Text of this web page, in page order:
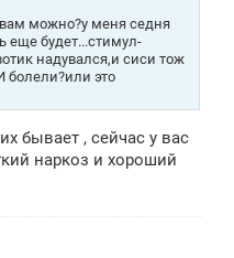
можно?у меня седня
еще будет...стимул-
надувался,и сиси тож
болели?или это
бывает , сейчас у вас
наркоз и хороший